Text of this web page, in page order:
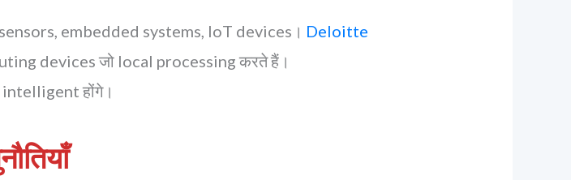
embedded systems, IoT devices। Deloitte
devices जो local processing करते हैं।
intelligent होंगे।